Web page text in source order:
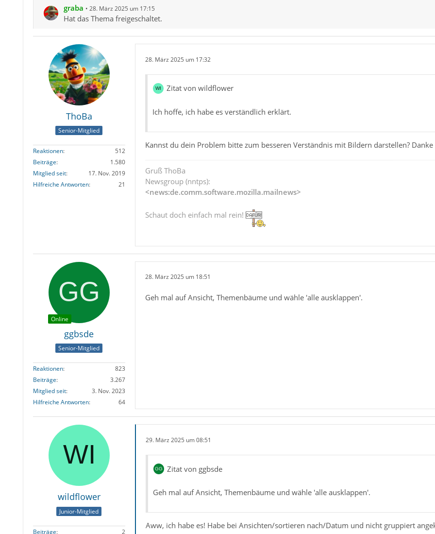
graba 28. März 2025 um 17:15
Hat das Thema freigeschaltet.
ThoBa
Senior-Mitglied
Reaktionen
512
Beiträge
1.580
Mitglied seit
17. Nov. 2019
Hilfreiche Antworten
21
28. März 2025 um 17:32
Zitat von wildflower
Ich hoffe, ich habe es verständlich erklärt.
Kannst du dein Problem bitte zum besseren Verständnis mit Bildern darstellen? Danke
Gruß ThoBa
Newsgroup (nntps):
<news:de.comm.software.mozilla.mailnews>
Schaut doch einfach mal rein!
Online
ggbsde
Senior-Mitglied
Reaktionen
823
Beiträge
3.267
Mitglied seit
3. Nov. 2023
Hilfreiche Antworten
64
28. März 2025 um 18:51
Geh mal auf Ansicht, Themenbäume und wähle 'alle ausklappen'.
wildflower
Junior-Mitglied
Beiträge
2
29. März 2025 um 08:51
Zitat von ggbsde
Geh mal auf Ansicht, Themenbäume und wähle 'alle ausklappen'.
Aww, ich habe es! Habe bei Ansichten/sortieren nach/Datum und nicht gruppiert